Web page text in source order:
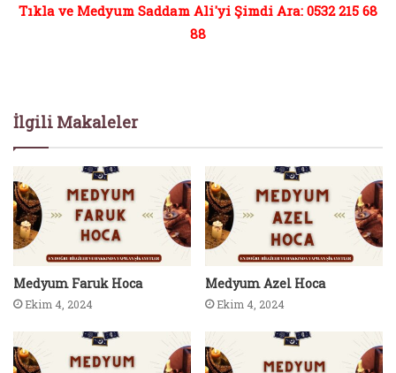
Tıkla ve Medyum Saddam Ali'yi Şimdi Ara: 0532 215 68
88
İlgili Makaleler
Medyum Faruk Hoca
Ekim 4, 2024
Medyum Azel Hoca
Ekim 4, 2024